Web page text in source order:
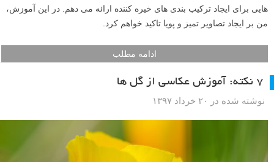
هایی برای ایجاد ترکیب بندی های خیره کننده ارائه می دهم. در این آموزش،
من بر ایجاد تصاویر تمیز و پویا تاکید خواهم کرد.
ادامه مطلب
۷ نکته: آموزش عکاسی از گل ها
نوشته شده در ۲۰ خرداد ۱۳۹۷